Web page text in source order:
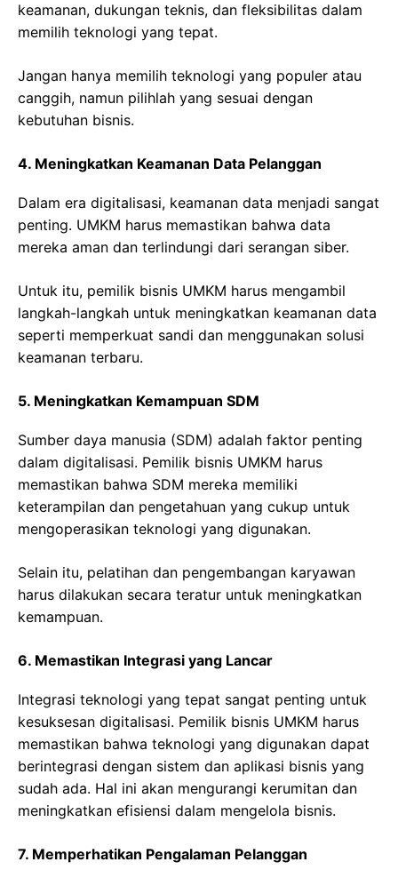
keamanan, dukungan teknis, dan fleksibilitas dalam
memilih teknologi yang tepat.
Jangan hanya memilih teknologi yang populer atau
canggih, namun pilihlah yang sesuai dengan
kebutuhan bisnis.
4. Meningkatkan Keamanan Data Pelanggan
Dalam era digitalisasi, keamanan data menjadi sangat
penting. UMKM harus memastikan bahwa data
mereka aman dan terlindungi dari serangan siber.
Untuk itu, pemilik bisnis UMKM harus mengambil
langkah-langkah untuk meningkatkan keamanan data
seperti memperkuat sandi dan menggunakan solusi
keamanan terbaru.
5. Meningkatkan Kemampuan SDM
Sumber daya manusia (SDM) adalah faktor penting
dalam digitalisasi. Pemilik bisnis UMKM harus
memastikan bahwa SDM mereka memiliki
keterampilan dan pengetahuan yang cukup untuk
mengoperasikan teknologi yang digunakan.
Selain itu, pelatihan dan pengembangan karyawan
harus dilakukan secara teratur untuk meningkatkan
kemampuan.
6. Memastikan Integrasi yang Lancar
Integrasi teknologi yang tepat sangat penting untuk
kesuksesan digitalisasi. Pemilik bisnis UMKM harus
memastikan bahwa teknologi yang digunakan dapat
berintegrasi dengan sistem dan aplikasi bisnis yang
sudah ada. Hal ini akan mengurangi kerumitan dan
meningkatkan efisiensi dalam mengelola bisnis.
7. Memperhatikan Pengalaman Pelanggan